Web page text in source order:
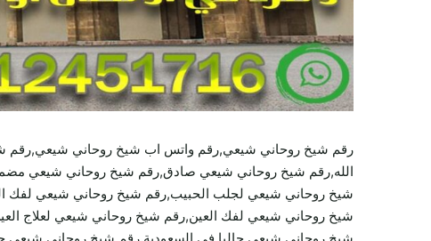
رقم شيخ روحاني شيعي,رقم واتس اب شيخ روحاني شيعي,رقم
الله,رقم شيخ روحاني شيعي صادق,رقم شيخ روحاني شيعي
شيخ روحاني شيعي لجلب الحبيب,رقم شيخ روحاني شيعي لفك
شيخ روحاني شيعي لفك العين,رقم شيخ روحاني شيعي لعلاج